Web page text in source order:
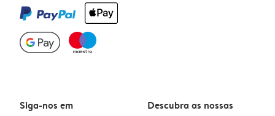
Siga-nos em
Descubra as nossas